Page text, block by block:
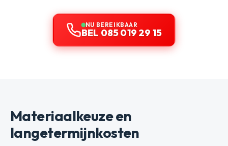
NU BEREIKBAAR
BEL 085 019 29 15
Materiaalkeuze en
langetermijnkosten